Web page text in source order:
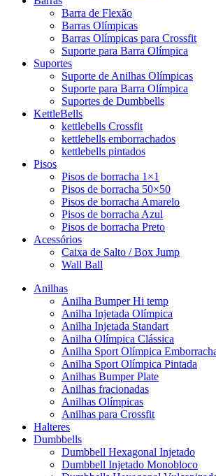
Barra de Flexão
Barras Olímpicas
Barras Olímpicas para Crossfit
Suporte para Barra Olímpica
Suportes
Suporte de Anilhas Olímpicas
Suporte para Barra Olímpica
Suportes de Dumbbells
KettleBells
kettlebells Crossfit
kettlebells emborrachados
kettlebells pintados
Pisos
Pisos de borracha 1×1
Pisos de borracha 50×50
Pisos de borracha Amarelo
Pisos de borracha Azul
Pisos de borracha Preto
Acessórios
Caixa de Salto / Box Jump
Wall Ball
Anilhas
Anilha Bumper Hi temp
Anilha Injetada Olímpica
Anilha Injetada Standart
Anilha Olímpica Clássica
Anilha Sport Olímpica
Anilha Sport Olímpica Pintada
Anilhas Bumper Plate
Anilhas fracionadas
Anilhas Olímpicas
Anilhas para Crossfit
Halteres
Dumbbells
Dumbbell Hexagonal Injetado
Dumbbell Injetado Monobloco